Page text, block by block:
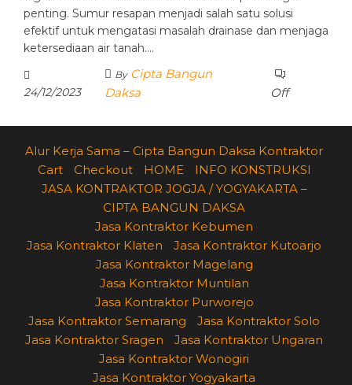
penting. Sumur resapan menjadi salah satu solusi
efektif untuk mengatasi masalah drainase dan menjaga
ketersediaan air tanah.…
24/12/2023
By Cipta Bangun
Daksa
Off
Alur Kerja Sama – Cipta Bangun Daksa Kontraktor
Cart
Checkout HOME
INFO KONSTRUKSI
JASA KONTRAKTOR JOGJA / YOGYAKARTA –
CIPTA BANGUN DAKSA
Jasa Kontraktor Kebumen
Jasa Kontraktor Klaten
Jasa Kontraktor Kutoarjo
Jasa Kontraktor Magelang
Jasa Kontraktor Muntilan
Jasa Kontraktor Purworejo
Jasa Kontraktor Semarang
Jasa Kontraktor Solo
Jasa Kontraktor Sragen
Jasa Kontraktor Ungaran
Jasa Kontraktor Wonogiri
Jasa Kontraktor Yogyakarta